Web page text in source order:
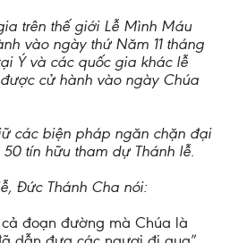
trên thế giới Lễ Mình Máu
vào ngày thứ Năm 11 tháng
Ý và các quốc gia khác lễ
cử hành vào ngày Chúa
các biện pháp ngăn chặn đại
tín hữu tham dự Thánh lễ.
Đức Thánh Cha nói:
đoạn đường mà Chúa là